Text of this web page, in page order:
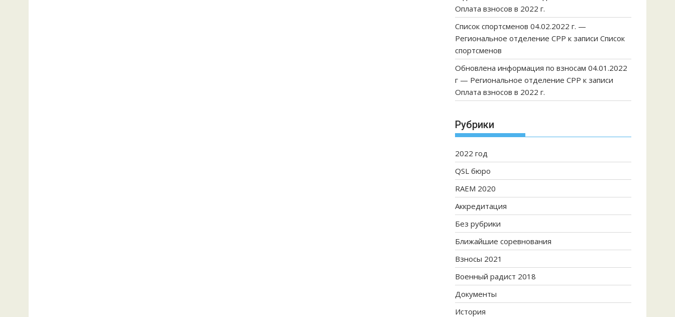
Оплата взносов в 2022 г.
Список спортсменов 04.02.2022 г. —
Региональное отделение СРР к записи Список
спортсменов
Обновлена информация по взносам 04.01.2022
г — Региональное отделение СРР к записи
Оплата взносов в 2022 г.
Рубрики
2022 год
QSL бюро
RAEM 2020
Аккредитация
Без рубрики
Ближайшие соревнования
Взносы 2021
Военный радист 2018
Документы
История